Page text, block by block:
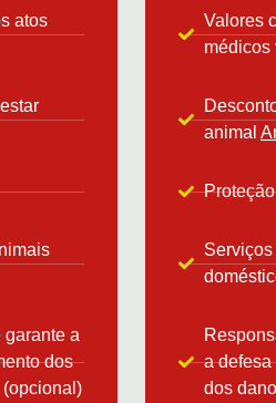
atos
a
dos
Valores
médicos
animal
a defesa
dos